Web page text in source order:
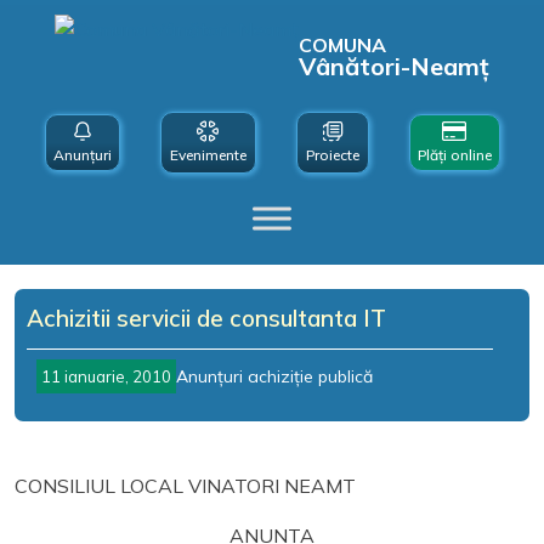
COMUNA
Vânători-Neamț
Anunțuri Evenimente Proiecte Plăți online
Achizitii servicii de consultanta IT
11 ianuarie, 2010 Anunțuri achiziție publică
CONSILIUL LOCAL VINATORI NEAMT
ANUNTA